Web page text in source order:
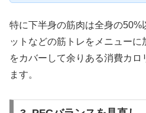
特に下半身の筋肉は全身の50%
ットなどの筋トレをメニュー
をカバーして余りある消費カロ
ます。